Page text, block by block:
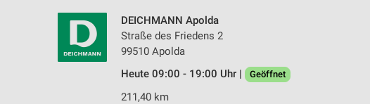
DEICHMANN Apolda
Straße des Friedens 2
99510 Apolda
Heute 09:00 - 19:00 Uhr |
Geöffnet
211,40 km